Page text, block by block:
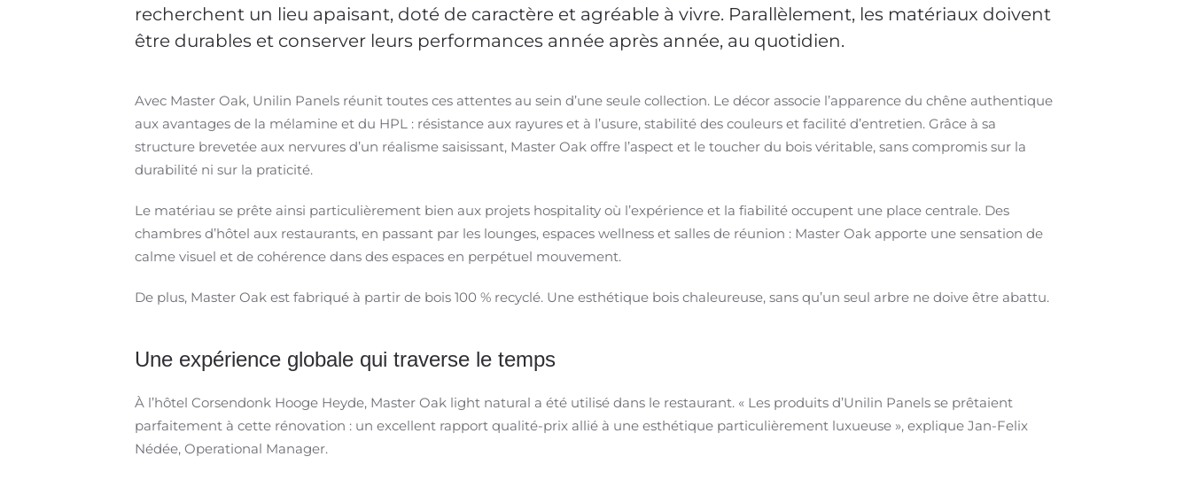
recherchent un lieu apaisant, doté de caractère et agréable à vivre. Parallèlement, les matériaux doivent
être durables et conserver leurs performances année après année, au quotidien.
Avec Master Oak, Unilin Panels réunit toutes ces attentes au sein d’une seule collection. Le décor associe l’apparence du chêne authentique
aux avantages de la mélamine et du HPL : résistance aux rayures et à l’usure, stabilité des couleurs et facilité d’entretien. Grâce à sa
structure brevetée aux nervures d’un réalisme saisissant, Master Oak offre l’aspect et le toucher du bois véritable, sans compromis sur la
durabilité ni sur la praticité.
Le matériau se prête ainsi particulièrement bien aux projets hospitality où l’expérience et la fiabilité occupent une place centrale. Des
chambres d’hôtel aux restaurants, en passant par les lounges, espaces wellness et salles de réunion : Master Oak apporte une sensation de
calme visuel et de cohérence dans des espaces en perpétuel mouvement.
De plus, Master Oak est fabriqué à partir de bois 100 % recyclé. Une esthétique bois chaleureuse, sans qu’un seul arbre ne doive être abattu.
Une expérience globale qui traverse le temps
À l’hôtel Corsendonk Hooge Heyde, Master Oak light natural a été utilisé dans le restaurant. « Les produits d’Unilin Panels se prêtaient
parfaitement à cette rénovation : un excellent rapport qualité-prix allié à une esthétique particulièrement luxueuse », explique Jan-Felix
Nédée, Operational Manager.